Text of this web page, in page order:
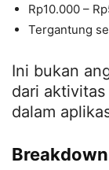
Rp10.000 –
Tergantung
Ini bukan
dari
dalam